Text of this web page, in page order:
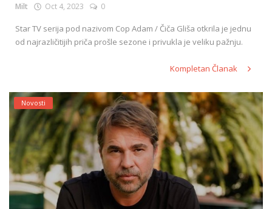
Milt Oct 4, 2023 0
Star TV serija pod nazivom Cop Adam / Čiča Gliša otkrila je jednu
od najrazličitijih priča prošle sezone i privukla je veliku pažnju.
Kompletan Članak
Novosti